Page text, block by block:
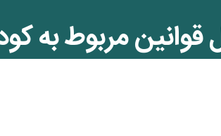
قوانین مربوط به